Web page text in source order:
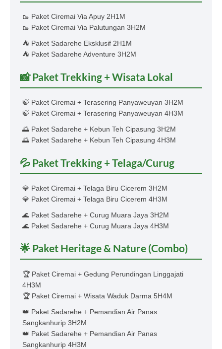
🥾 Paket Ciremai Via Apuy 2H1M
🥾 Paket Ciremai Via Palutungan 3H2M
⛺ Paket Sadarehe Eksklusif 2H1M
⛺ Paket Sadarehe Adventure 3H2M
📸 Paket Trekking + Wisata Lokal
🍃 Paket Ciremai + Terasering Panyaweuyan 3H2M
🍃 Paket Ciremai + Terasering Panyaweuyan 4H3M
🌅 Paket Sadarehe + Kebun Teh Cipasung 3H2M
🌅 Paket Sadarehe + Kebun Teh Cipasung 4H3M
💦 Paket Trekking + Telaga/Curug
💎 Paket Ciremai + Telaga Biru Cicerem 3H2M
💎 Paket Ciremai + Telaga Biru Cicerem 4H3M
🌊 Paket Sadarehe + Curug Muara Jaya 3H2M
🌊 Paket Sadarehe + Curug Muara Jaya 4H3M
🌟 Paket Heritage & Nature (Combo)
🏆 Paket Ciremai + Gedung Perundingan Linggajati
4H3M
🏆 Paket Ciremai + Wisata Waduk Darma 5H4M
👑 Paket Sadarehe + Pemandian Air Panas
Sangkanhurip 3H2M
👑 Paket Sadarehe + Pemandian Air Panas
Sangkanhurip 4H3M